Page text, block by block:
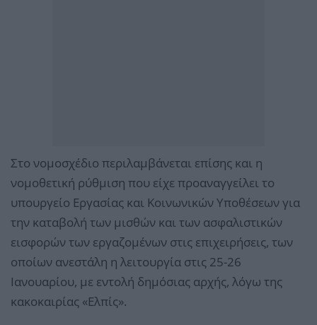
Στο νομοσχέδιο περιλαμβάνεται επίσης και η
νομοθετική ρύθμιση που είχε προαναγγείλει το
υπουργείο Εργασίας και Κοινωνικών Υποθέσεων για
την καταβολή των μισθών και των ασφαλιστικών
εισφορών των εργαζομένων στις επιχειρήσεις, των
οποίων ανεστάλη η λειτουργία στις 25-26
Ιανουαρίου, με εντολή δημόσιας αρχής, λόγω της
κακοκαιρίας «Ελπίς».